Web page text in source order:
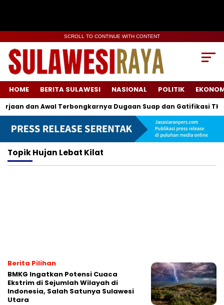
SCROLL TO CONTINUE WITH CONTENT
HOME BERITA SULAWESI NASIONAL POLITIK
dan Awal Terbongkarnya Dugaan Suap dan Gatifikasi TKA
TopikHujan Lebat Kilat
Berita Pilihan
BMKG Ingatkan Potensi Cuaca
Ekstrim di Sejumlah Wilayah di
Indonesia, Salah Satunya Sulawesi
Utara